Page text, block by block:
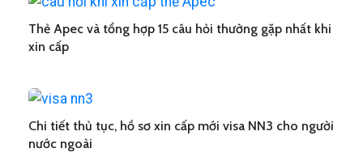
Thẻ Apec và tổng hợp 15 câu hỏi thường gặp nhất khi
xin cấp
Chi tiết thủ tục, hồ sơ xin cấp mới visa NN3 cho người
nước ngoài